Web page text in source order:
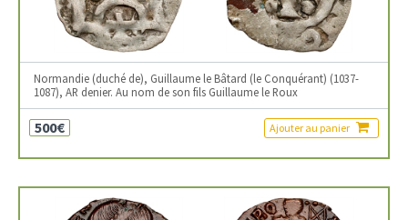
Normandie (duché de), Guillaume le Bâtard (le Conquérant) (1037-
1087), AR denier. Au nom de son fils Guillaume le Roux
500€ Ajouter au panier